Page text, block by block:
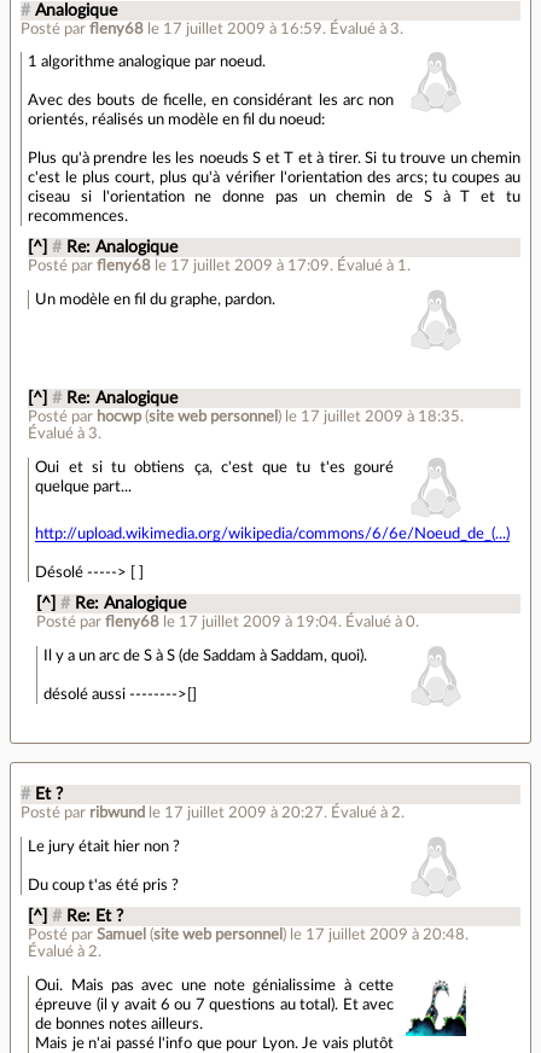
# Analogique
Posté par fleny68 le 17 juillet 2009 à 16:59. Évalué à 3.
1 algorithme analogique par noeud.
Avec des bouts de ficelle, en considérant les arc non
orientés, réalisés un modèle en fil du noeud:
Plus qu'à prendre les les noeuds S et T et à tirer. Si tu trouve un chemin
c'est le plus court, plus qu'à vérifier l'orientation des arcs; tu coupes au
ciseau si l'orientation ne donne pas un chemin de S à T et tu
recommences.
[^] # Re: Analogique
Posté parfleny68 le 17 juillet 2009 à 17:09. Évalué à 1.
Un modèle en fil du graphe, pardon.
[^] # Re: Analogique
Posté par hocwp(site web personnel ) le 17 juillet 2009 à 18:35.
Évalué à 3.
Oui et si tu obtiens ça, c'est que tu t'es gouré
quelque part...
http://upload.wikimedia.org/wikipedia/commons/6/6e/Noeud_de_(...)
Désolé -----> [ ]
[^] # Re: Analogique
Posté par fleny68 le 17 juillet 2009 à 19:04. Évalué à 0.
Il y a un arc de S à S (de Saddam à Saddam, quoi).
désolé aussi -------->[]
# Et ?
Posté par ribwund le 17 juillet 2009 à 20:27. Évalué à 2.
Le jury était hier non ?
Du coup t'as été pris ?
[^] # Re: Et ?
Posté parSamuel (site web personnel ) le 17 juillet 2009 à 20:48.
Évalué à 2.
Oui. Mais pas avec une note génialissime à cette
épreuve (il y avait 6 ou 7 questions au total). Et avec
de bonnes notes ailleurs.
Mais je n'ai passé l'info que pour Lyon. Je vais plutôt